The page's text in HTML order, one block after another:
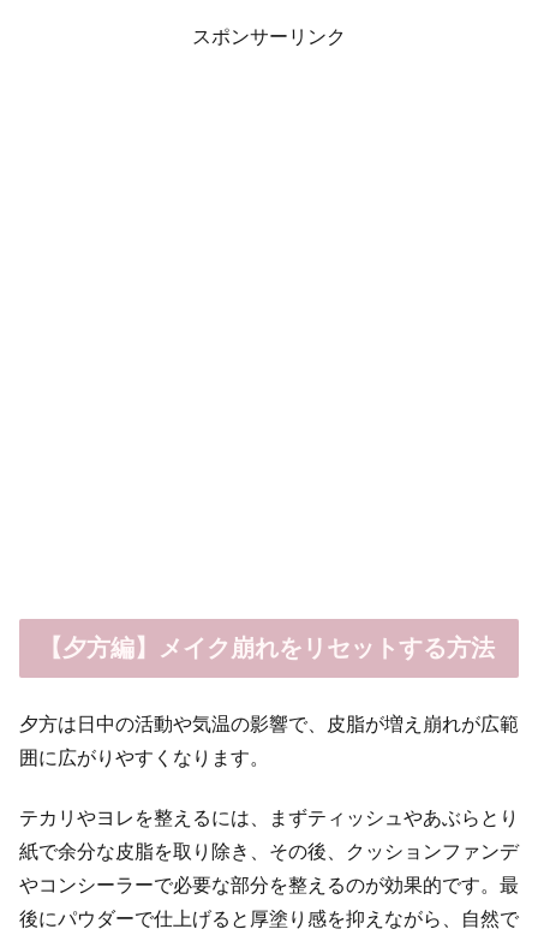
スポンサーリンク
【夕方編】メイク崩れをリセットする方法
夕方は日中の活動や気温の影響で、皮脂が増え崩れが広範
囲に広がりやすくなります。
テカリやヨレを整えるには、まずティッシュやあぶらとり
紙で余分な皮脂を取り除き、その後、クッションファンデ
やコンシーラーで必要な部分を整えるのが効果的です。最
後にパウダーで仕上げると厚塗り感を抑えながら、自然で